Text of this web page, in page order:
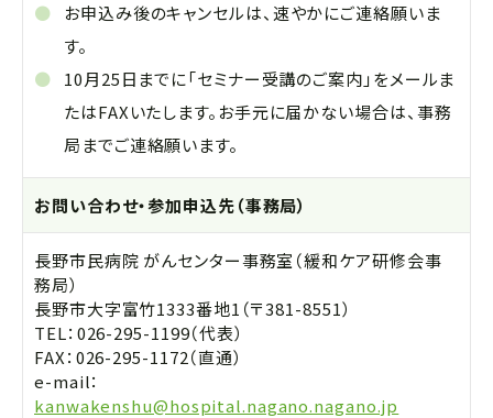
お申込み後のキャンセルは、速やかにご連絡願いま
す。
10月25日までに「セミナー受講のご案内」をメールま
たはFAXいたします。お手元に届かない場合は、事務
局までご連絡願います。
お問い合わせ・参加申込先（事務局）
長野市民病院 がんセンター事務室（緩和ケア研修会事
務局）
長野市大字富竹1333番地1（〒381-8551）
TEL： 026-295-1199（代表）
FAX：026-295-1172（直通）
e-mail：
kanwakenshu@hospital.nagano.nagano.jp